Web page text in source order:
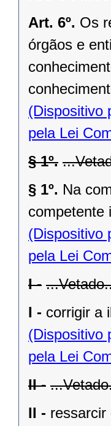
Art. 6º. Os
órgãos e
(Dispositivo
pela Lei
§ 1º.
§ 1º. Na
competente
(Dispositivo
pela Lei
I -
I - corrigir a
(Dispositivo
pela Lei
II -
II - ressarcir